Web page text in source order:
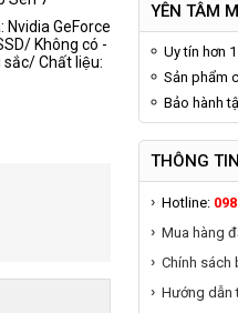
Nvidia GeForce
Không có -
sắc/ Chất liệu:
YÊN TÂM
Uy tín hơn
Sản phẩm
Bảo hành
THÔNG
Hotline:
Mua hàng
Chính sách
Hướng dẫn